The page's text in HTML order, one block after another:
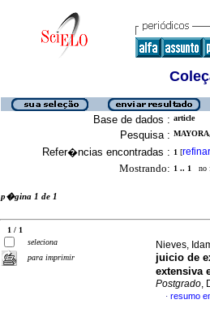
Base de dados : article
Pesquisa :
Refer�ncias encontradas : 1 [refinar
Mostrando: 1 .. 1 no
p�gina 1 de 1
1 / 1
seleciona
para imprimir
Nieves,
juicio de
extensiva
Postgrado,
· resumo